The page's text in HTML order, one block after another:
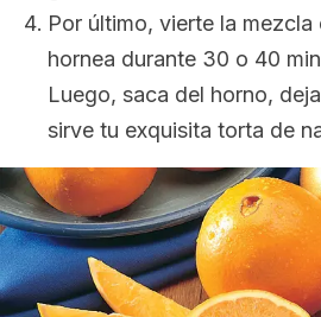
Por último, vierte la mezcla
hornea durante 30 o 40
Luego, saca del horno,
sirve tu exquisita torta de